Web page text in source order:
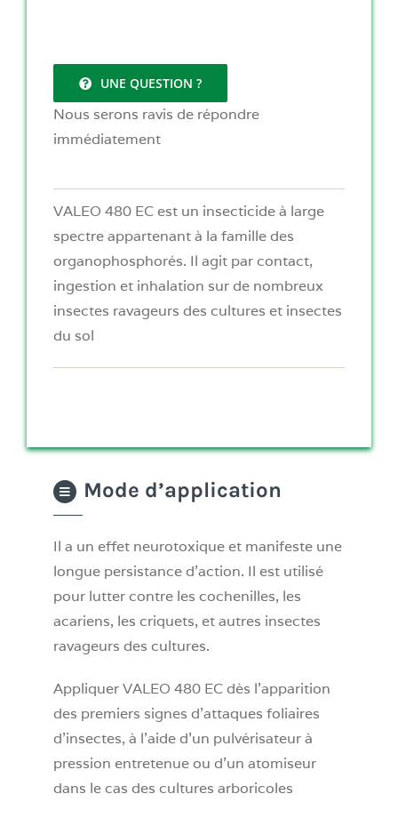
UNE QUESTION ?
Nous serons ravis de répondre
immédiatement
VALEO 480 EC est un insecticide à large
spectre appartenant à la famille des
organophosphorés. Il agit par contact,
ingestion et inhalation sur de nombreux
insectes ravageurs des cultures et insectes
du sol
Mode d’application
Il a un effet neurotoxique et manifeste une
longue persistance d’action. Il est utilisé
pour lutter contre les cochenilles, les
acariens, les criquets, et autres insectes
ravageurs des cultures.
Appliquer VALEO 480 EC dès l’apparition
des premiers signes d’attaques foliaires
d’insectes, à l’aide d’un pulvérisateur à
pression entretenue ou d’un atomiseur
dans le cas des cultures arboricoles